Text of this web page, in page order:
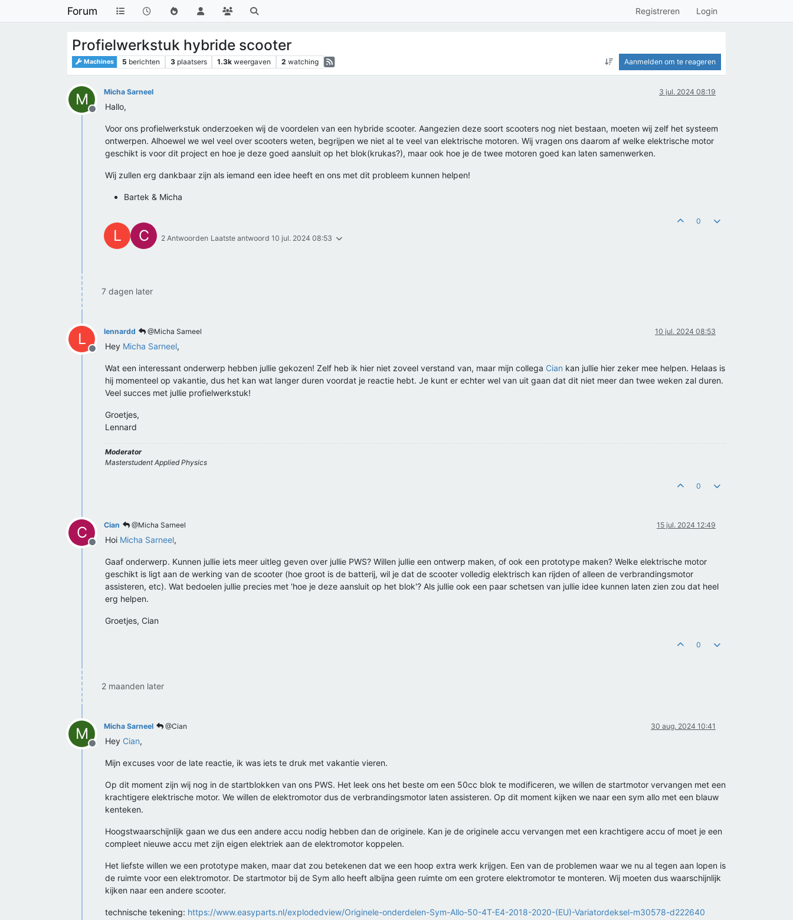
Forum Registreren Login
Profielwerkstuk hybride scooter
Machines 5 berichten 3 plaatsers 1.3k weergaven 2 watching Aanmelden om te reageren
M
Offline
Micha Sarneel 3 jul. 2024 08:19
Hallo,
Voor ons profielwerkstuk onderzoeken wij de voordelen van een hybride scooter. Aangezien deze soort scooters nog niet bestaan, moeten wij zelf het systeem
ontwerpen. Alhoewel we wel veel over scooters weten, begrijpen we niet al te veel van elektrische motoren. Wij vragen ons daarom af welke elektrische motor
geschikt is voor dit project en hoe je deze goed aansluit op het blok(krukas?), maar ook hoe je de twee motoren goed kan laten samenwerken.
Wij zullen erg dankbaar zijn als iemand een idee heeft en ons met dit probleem kunnen helpen!
Bartek & Micha
L C 2 Antwoorden Laatste antwoord 10 jul. 2024 08:53
0
7 dagen later
L
Offline
lennardd @Micha Sarneel 10 jul. 2024 08:53
Hey Micha Sarneel,
Wat een interessant onderwerp hebben jullie gekozen! Zelf heb ik hier niet zoveel verstand van, maar mijn collega Cian kan jullie hier zeker mee helpen. Helaas is
hij momenteel op vakantie, dus het kan wat langer duren voordat je reactie hebt. Je kunt er echter wel van uit gaan dat dit niet meer dan twee weken zal duren.
Veel succes met jullie profielwerkstuk!
Groetjes,
Lennard
Moderator
Masterstudent Applied Physics
0
C
Offline
Cian @Micha Sarneel 15 jul. 2024 12:49
Hoi Micha Sarneel,
Gaaf onderwerp. Kunnen jullie iets meer uitleg geven over jullie PWS? Willen jullie een ontwerp maken, of ook een prototype maken? Welke elektrische motor
geschikt is ligt aan de werking van de scooter (hoe groot is de batterij, wil je dat de scooter volledig elektrisch kan rijden of alleen de verbrandingsmotor
assisteren, etc). Wat bedoelen jullie precies met 'hoe je deze aansluit op het blok'? Als jullie ook een paar schetsen van jullie idee kunnen laten zien zou dat heel
erg helpen.
Groetjes, Cian
0
2 maanden later
M
Offline
Micha Sarneel @Cian 30 aug. 2024 10:41
Hey Cian,
Mijn excuses voor de late reactie, ik was iets te druk met vakantie vieren.
Op dit moment zijn wij nog in de startblokken van ons PWS. Het leek ons het beste om een 50cc blok te modificeren, we willen de startmotor vervangen met een
krachtigere elektrische motor. We willen de elektromotor dus de verbrandingsmotor laten assisteren. Op dit moment kijken we naar een sym allo met een blauw
kenteken.
Hoogstwaarschijnlijk gaan we dus een andere accu nodig hebben dan de originele. Kan je de originele accu vervangen met een krachtigere accu of moet je een
compleet nieuwe accu met zijn eigen elektriek aan de elektromotor koppelen.
Het liefste willen we een prototype maken, maar dat zou betekenen dat we een hoop extra werk krijgen. Een van de problemen waar we nu al tegen aan lopen is
de ruimte voor een elektromotor. De startmotor bij de Sym allo heeft albijna geen ruimte om een grotere elektromotor te monteren. Wij moeten dus waarschijnlijk
kijken naar een andere scooter.
technische tekening: https://www.easyparts.nl/explodedview/Originele-onderdelen-Sym-Allo-50-4T-E4-2018-2020-(EU)-Variatordeksel-m30578-d222640